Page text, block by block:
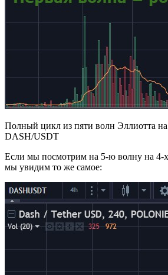
Полный цикл из пяти волн Эллиотта
DASH/USDT
Если мы посмотрим на 5-ю волну на 4-
мы увидим то же самое: